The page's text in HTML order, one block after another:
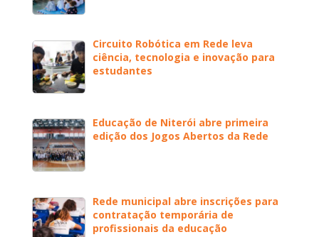
Circuito Robótica em Rede leva
ciência, tecnologia e inovação para
estudantes
Educação de Niterói abre primeira
edição dos Jogos Abertos da Rede
Rede municipal abre inscrições para
contratação temporária de
profissionais da educação